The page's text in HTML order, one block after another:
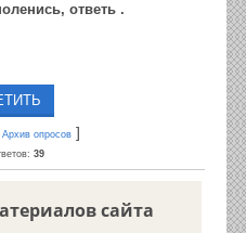
ответь .
Архив опросов]
39
сайта